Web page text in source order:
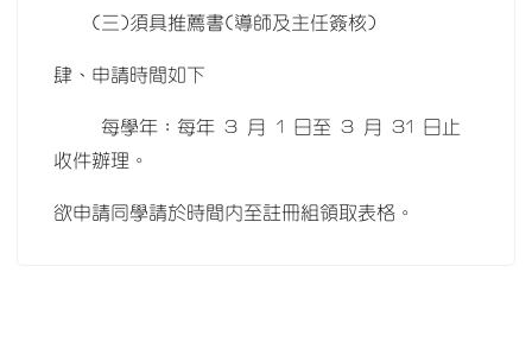
(三)須具推薦書(導師及主任簽核)
肆、申請時間如下
每學年：每年 3 月 1 日至 3 月 31 日止
收件辦理。
欲申請同學請於時間內至註冊組領取表格。